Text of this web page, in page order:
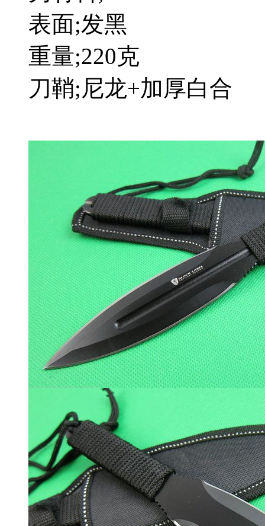
表面;发黑
重量;220克
刀鞘;尼龙+加厚白合